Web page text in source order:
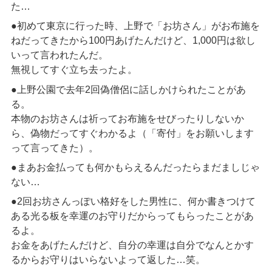
た…
●初めて東京に行った時、上野で「お坊さん」がお布施を
ねだってきたから100円あげたんだけど、1,000円は欲し
いって言われたんだ。
無視してすぐ立ち去ったよ。
●上野公園で去年2回偽僧侶に話しかけられたことがあ
る。
本物のお坊さんは祈ってお布施をせびったりしないか
ら、偽物だってすぐわかるよ（「寄付」をお願いします
って言ってきた）。
●まあお金払っても何かもらえるんだったらまだましじゃ
ない…
●2回お坊さんっぽい格好をした男性に、何か書きつけて
ある光る板を幸運のお守りだからってもらったことがあ
るよ。
お金をあげたんだけど、自分の幸運は自分でなんとかす
るからお守りはいらないよって返した…笑。